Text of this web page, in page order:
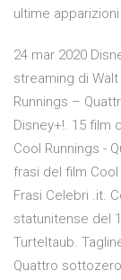
ultime
24 mar 2020
streaming di
Runnings –
Disney+!. 15 film
Cool Runnings -
frasi del film
Frasi Celebri .it.
statunitense del
Turteltaub.
Quattro